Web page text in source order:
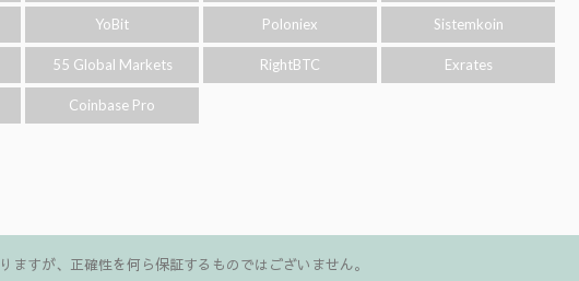
YoBit Poloniex Sistemkoin
55 Global Markets RightBTC Exrates
Coinbase Pro
すが、正確性を何ら保証するものではございません。